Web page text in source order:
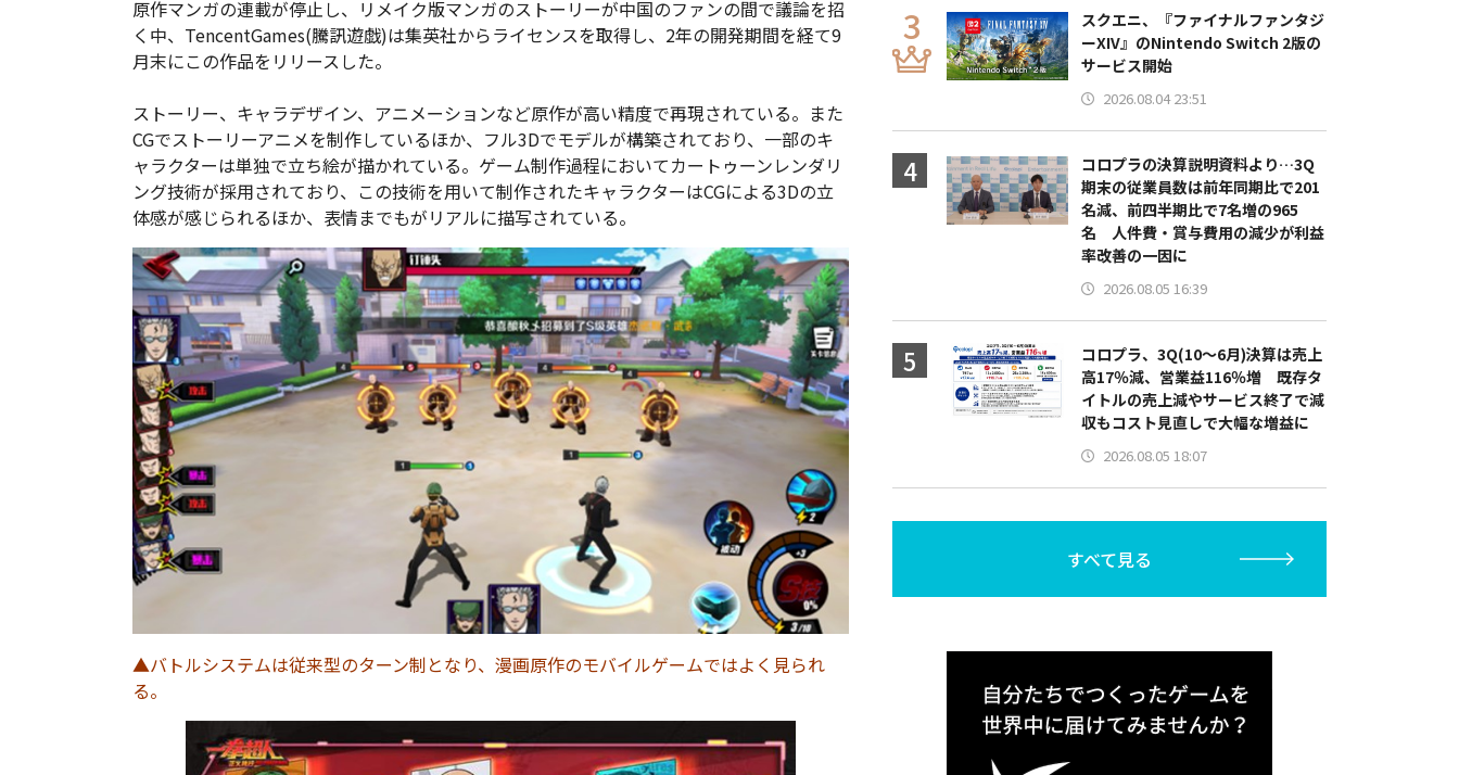
原作マンガの連載が停止し、リメイク版マンガのストーリーが中国のファンの間で議論を招
く中、TencentGames(騰訊遊戯)は集英社からライセンスを取得し、2年の開発期間を経て9
月末にこの作品をリリースした。
ストーリー、キャラデザイン、アニメーションなど原作が高い精度で再現されている。また
CGでストーリーアニメを制作しているほか、フル3Dでモデルが構築されており、一部のキ
ャラクターは単独で立ち絵が描かれている。ゲーム制作過程においてカートゥーンレンダリ
ング技術が採用されており、この技術を用いて制作されたキャラクターはCGによる3Dの立
体感が感じられるほか、表情までもがリアルに描写されている。
▲バトルシステムは従来型のターン制となり、漫画原作のモバイルゲームではよく見られ
る。
スクエニ、『ファイナルファンタジ
ーXIV』のNintendo Switch 2版の
サービス開始
2026.08.04 23:51
コロプラの決算説明資料より…3Q
期末の従業員数は前年同期比で201
名減、前四半期比で7名増の965
名 人件費・賞与費用の減少が利益
率改善の一因に
2026.08.05 16:39
コロプラ、3Q(10～6月)決算は売上
高17％減、営業益116％増 既存タ
イトルの売上減やサービス終了で減
収もコスト見直しで大幅な増益に
2026.08.05 18:07
すべて見る